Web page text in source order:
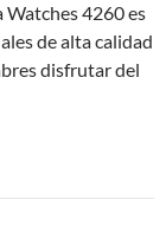
4260 es
de alta calidad
disfrutar del